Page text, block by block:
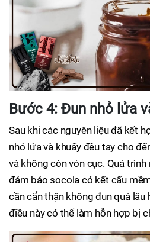
Bước 4: Đun nhỏ lửa
Sau khi các nguyên liệu đã kết
nhỏ lửa và khuấy đều tay cho
và không còn vón cục. Quá
đảm bảo socola có kết cấu
cần cẩn thận không đun quá lâu
điều này có thể làm hỗn hợp bị